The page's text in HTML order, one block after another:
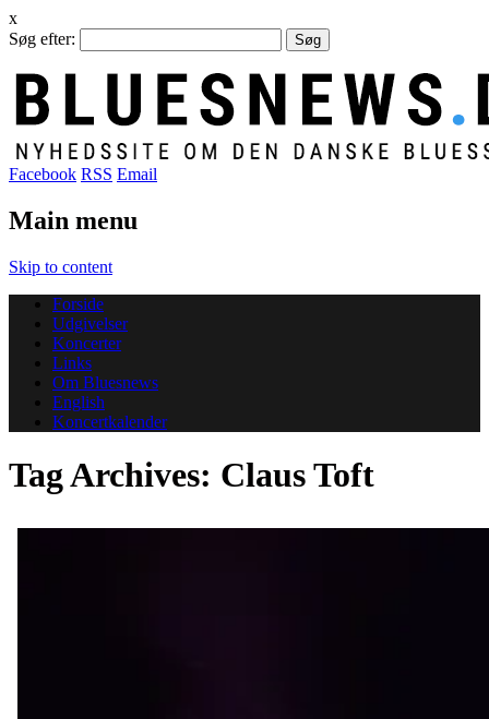
x
Søg efter:
Facebook RSS Email
Main menu
Skip to content
Forside
Udgivelser
Koncerter
Links
Om Bluesnews
English
Koncertkalender
Tag Archives: Claus Toft